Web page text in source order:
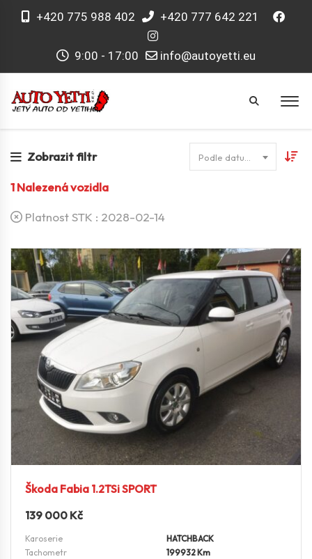
+420 775 988 402 +420 777 642 221
9:00 - 17:00 info@autoyetti.eu
Zobrazit filtr
1Nalezená vozidla
Platnost STK : 2028-02-14
Škoda Fabia 1.2TSi SPORT
139 000 Kč
Karoserie
HATCHBACK
Tachometr
199932 Km